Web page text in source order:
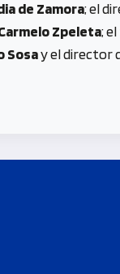
de Zamora; el
Zpeleta;
Sosay el director